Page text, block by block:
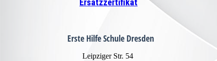
Ersatzzertifikat
Erste Hilfe Schule Dresden
Leipziger Str. 54